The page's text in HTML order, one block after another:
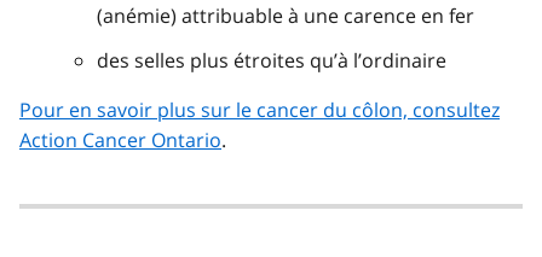
(anémie) attribuable à une carence en fer
des selles plus étroites qu’à l’ordinaire
Pour en savoir plus sur le cancer du côlon, consultez
Action Cancer Ontario.